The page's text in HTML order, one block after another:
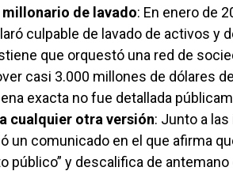
millonario de lavado: En enero de
culpable de lavado de activos y
que orquestó una red de
casi 3.000 millones de dólares
exacta no fue detallada
cualquier otra versión: Junto a
un comunicado en el que afirma
público” y descalifica de